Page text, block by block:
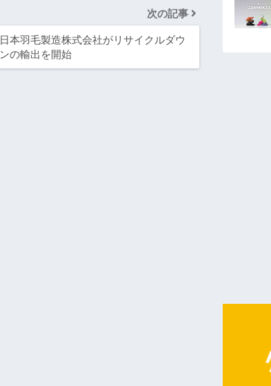
次の記事
日本羽毛製造株式会社がリサイクルダウ
ンの輸出を開始